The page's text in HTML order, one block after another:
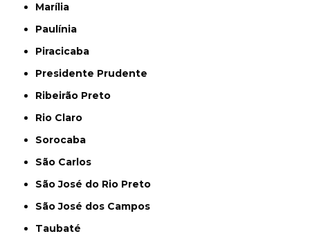
Marília
Paulínia
Piracicaba
Presidente Prudente
Ribeirão Preto
Rio Claro
Sorocaba
São Carlos
São José do Rio Preto
São José dos Campos
Taubaté